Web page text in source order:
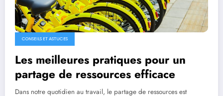
CONSEILS ET ASTUCES
Les meilleures pratiques pour un
partage de ressources efficace
Dans notre quotidien au travail, le partage de ressources est